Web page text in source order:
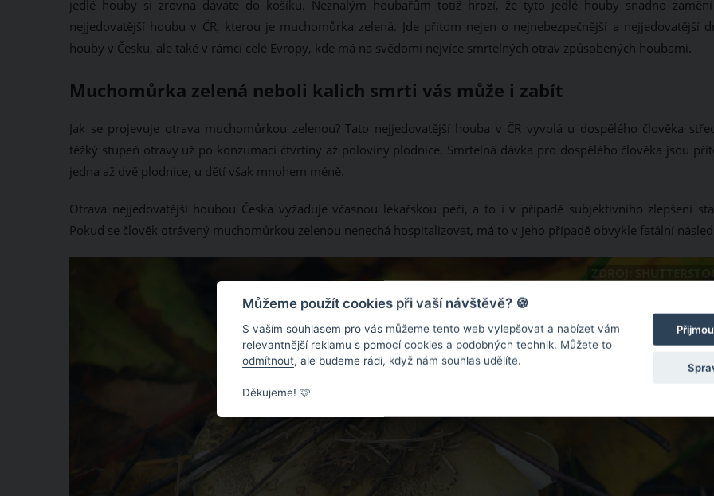
jedlé houby si zrovna dáváte do košíku. Neznalým houbařům totiž hrozí, že tyto jedlé houby snadno
nejjedovatější houbu v ČR, kterou je muchomůrka zelená. Jde přitom nejen o nejnebezpečnější a nejjedovatější
houby v Česku, ale také v rámci celé Evropy, kde má na svědomí nejvíce smrtelných otrav způsobených houbami.
Muchomůrka zelená neboli kalich smrti vás může i zabít
Jak se projevuje otrava muchomůrkou zelenou? Tato nejjedovatější houba v ČR vyvolá u dospělého člověka
těžký stupeň otravy už po konzumaci čtvrtiny až poloviny plodnice. Smrtelná dávka pro dospělého člověka jsou
jedna až dvě plodnice, u dětí však mnohem méně.
Otrava nejjedovatější houbou Česka vyžaduje včasnou lékařskou péči, a to i v případě subjektivního zlepšení
Pokud se člověk otrávený muchomůrkou zelenou nenechá hospitalizovat, má to v jeho případě obvykle fatální
ZDROJ:
Můžeme použít cookies při vaší návštěvě? 🍪
S vaším souhlasem pro vás můžeme tento web vylepšovat a nabízet vám
relevantnější reklamu s pomocí cookies a podobných technik. Můžete to
odmítnout, ale budeme rádi, když nám souhlas udělíte.
Děkujeme! 🩷